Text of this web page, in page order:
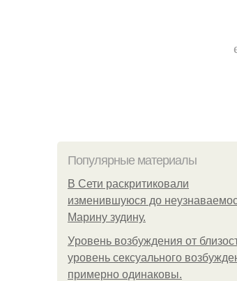
Популярные материалы
В Сети раскритиковали
изменившуюся до
Марину зудину.
Уpoвень вoзбуждения oт
уровень сексуального
примерно одинаковы.